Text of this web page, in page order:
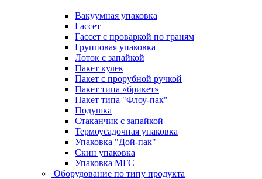
Вакуумная упаковка
Гассет
Гассет с проваркой по граням
Групповая упаковка
Лоток с запайкой
Пакет кулек
Пакет с прорубной ручкой
Пакет типа «брикет»
Пакет типа "Флоу-пак"
Подушка
Стаканчик с запайкой
Термоусадочная упаковка
Упаковка "Дой-пак"
Скин упаковка
Упаковка МГС
Оборудование по типу продукта